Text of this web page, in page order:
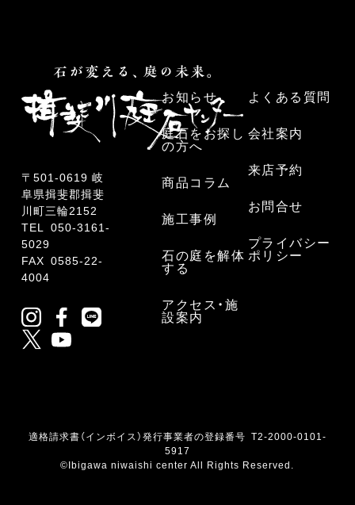
お知らせ
庭石をお探し
の方へ
商品コラム
施工事例
石の庭を解体
する
アクセス・施
設案内
よくある質問
会社案内
来店予約
お問合せ
プライバシー
ポリシー
〒501-0619 岐
阜県揖斐郡揖斐
川町三輪2152
TEL 050-3161-
5029
FAX 0585-22-
4004
適格請求書（インボイス）発行事業者の登録番号 T2-2000-0101-
5917
©Ibigawa niwaishi center All Rights Reserved.